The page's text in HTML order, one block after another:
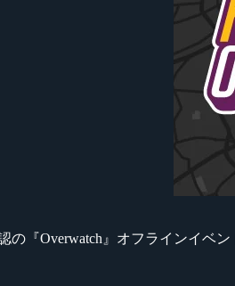
の『Overwatch』オフラインイベン